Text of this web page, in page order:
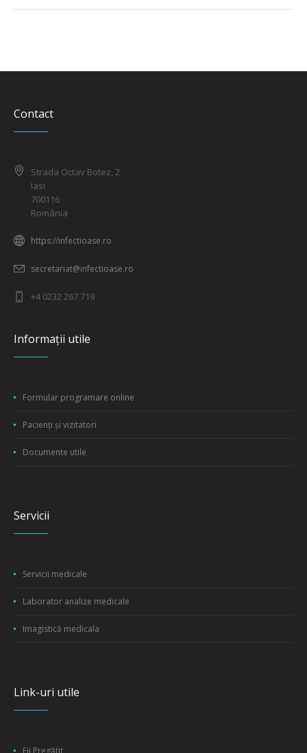
Contact
Strada Octav Botez, 2
Iasi
700116
România
https://infectioase.ro
secretariat@infectioase.ro
+4 0232 267 719
Informații utile
Formular programare online
Pacienți și vizitatori
Documente utile
Servicii
Servicii medicale
Laborator analize medicale
Imagistică medicala
Link-uri utile
Fii Pregătit